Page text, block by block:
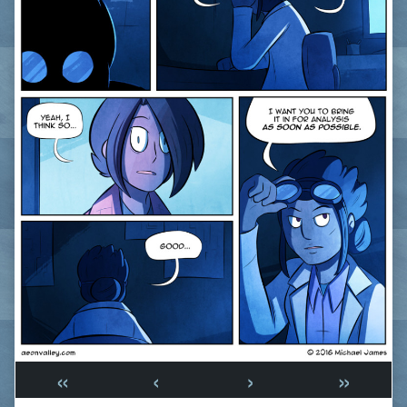
« ‹ › »